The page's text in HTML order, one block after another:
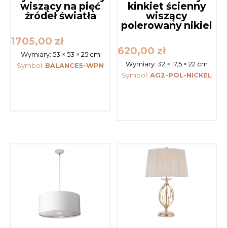
wiszący na pięć
źródeł światła
1705,00 zł
Wymiary: 53 × 53 × 25 cm
Symbol: BALANCE5-WPN
kinkiet ścienny
wiszący
polerowany nikiel
620,00 zł
Wymiary: 32 × 17,5 × 22 cm
Symbol: AG2-POL-NICKEL